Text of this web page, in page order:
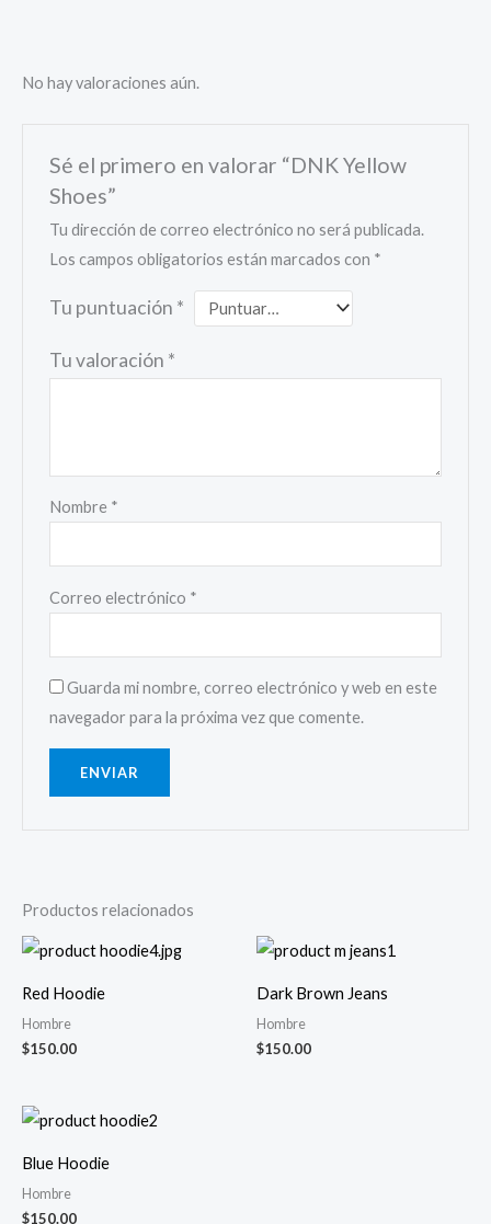
No hay valoraciones aún.
Sé el primero en valorar “DNK Yellow
Shoes”
Tu dirección de correo electrónico no será publicada.
Los campos obligatorios están marcados con *
Tu puntuación *
Tu valoración *
Nombre *
Correo electrónico *
Guarda mi nombre, correo electrónico y web en este
navegador para la próxima vez que comente.
Productos relacionados
Red Hoodie
Hombre
$150.00
Dark Brown Jeans
Hombre
$150.00
Blue Hoodie
Hombre
$150.00